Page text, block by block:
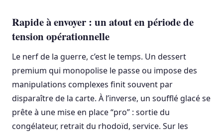
Rapide à envoyer : un atout en période de
tension opérationnelle
Le nerf de la guerre, c’est le temps. Un dessert
premium qui monopolise le passe ou impose des
manipulations complexes finit souvent par
disparaître de la carte. À l’inverse, un soufflé glacé se
prête à une mise en place “pro” : sortie du
congélateur, retrait du rhodoïd, service. Sur les